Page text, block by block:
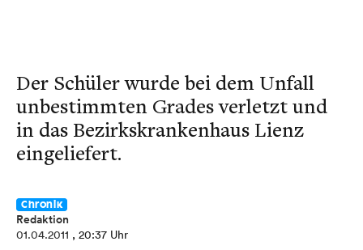
Der Schüler wurde bei dem Unfall
unbestimmten Grades verletzt und
in das Bezirkskrankenhaus Lienz
eingeliefert.
Chronik
Redaktion
01.04.2011 , 20:37 Uhr